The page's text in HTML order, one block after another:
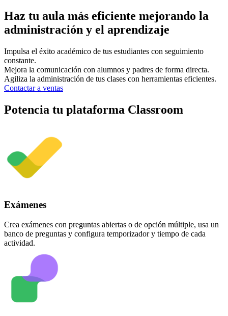
Haz tu aula más eficiente mejorando la
administración y el aprendizaje
Impulsa el éxito académico de tus estudiantes con seguimiento
constante.
Mejora la comunicación con alumnos y padres de forma directa.
Agiliza la administración de tus clases con herramientas eficientes.
Contactar a ventas
Potencia tu plataforma Classroom
Exámenes
Crea exámenes con preguntas abiertas o de opción múltiple, usa un
banco de preguntas y configura temporizador y tiempo de cada
actividad.